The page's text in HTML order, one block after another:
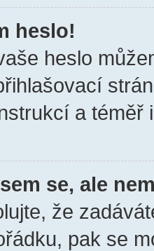
heslo!
heslo
a téměř
se, ale
že
pak se